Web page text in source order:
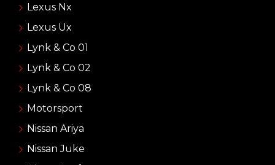
Lexus Nx
Lexus Ux
Lynk & Co 01
Lynk & Co 02
Lynk & Co 08
Motorsport
Nissan Ariya
Nissan Juke